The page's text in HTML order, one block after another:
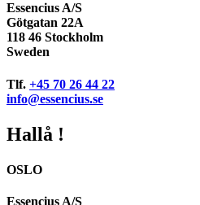
Essencius A/S
Götgatan 22A
118 46 Stockholm
Sweden
Tlf. +45 70 26 44 22
info@essencius.se
Hallå !
OSLO
Essencius A/S